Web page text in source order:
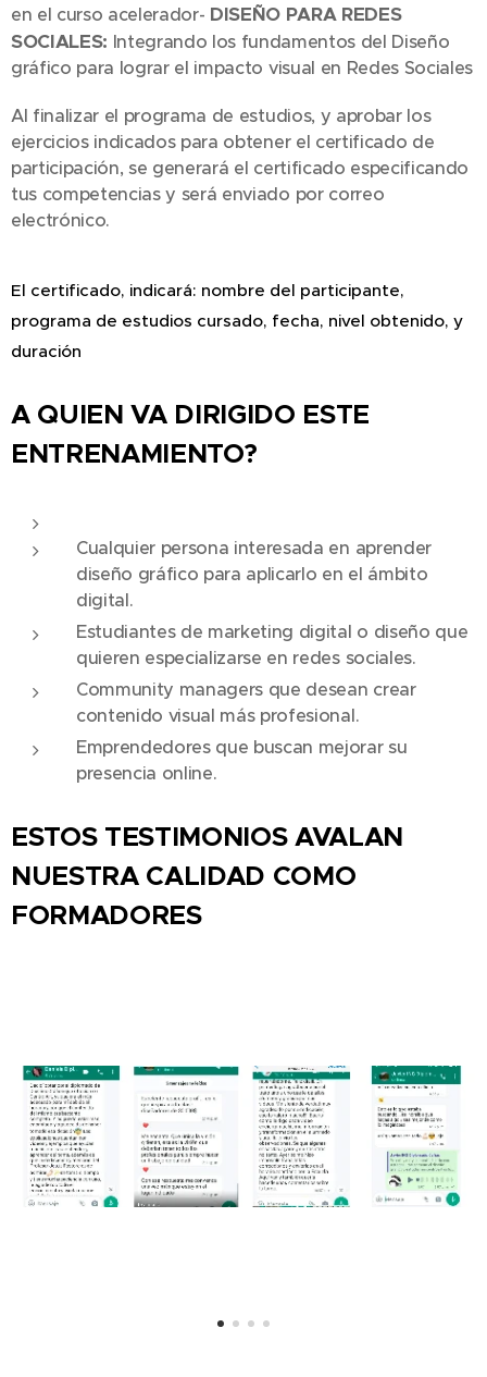
en el curso acelerador- DISEÑO PARA REDES
SOCIALES: Integrando los fundamentos del Diseño
gráfico para lograr el impacto visual en Redes Sociales
Al finalizar el programa de estudios, y aprobar los
ejercicios indicados para obtener el certificado de
participación, se generará el certificado especificando
tus competencias y será enviado por correo
electrónico.
El certificado, indicará: nombre del participante,
programa de estudios cursado, fecha, nivel obtenido, y
duración
A QUIEN VA DIRIGIDO ESTE
ENTRENAMIENTO?
Cualquier persona interesada en aprender
diseño gráfico para aplicarlo en el ámbito
digital.
Estudiantes de marketing digital o diseño que
quieren especializarse en redes sociales.
Community managers que desean crear
contenido visual más profesional.
Emprendedores que buscan mejorar su
presencia online.
ESTOS TESTIMONIOS AVALAN
NUESTRA CALIDAD COMO
FORMADORES